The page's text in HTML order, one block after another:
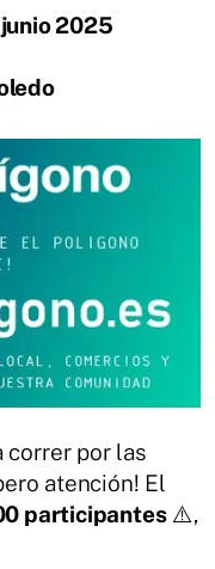
2025
correr por las
atención! El
participantes⚠️,